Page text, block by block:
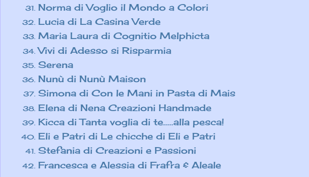
Norma di Voglio il Mondo a Colori
Lucia di La Casina Verde
Maria Laura di Cognitio Melphicta
Vivi di Adesso si Risparmia
Serena
Nunù di Nunù Maison
Simona di Con le Mani in Pasta di Mais
Elena di Nena Creazioni Handmade
Kicca di Tanta voglia di te.....alla pesca!
Eli e Patri di Le chicche di Eli e Patri
Stefania di Creazioni e Passioni
Francesca e Alessia di Frafra & Aleale